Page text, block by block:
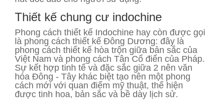
Thiết kế chung cư indochine
Phong cách thiết kế Indochine hay còn được gọi
là phong cách thiết kế Đông Dương: đây là
phong cách thiết kế hòa trộn giữa bản sắc của
Việt Nam và phong cách Tân Cổ điển của Pháp.
Sự kết hợp tinh tế và đặc sắc giữa 2 nên văn
hóa Đông - Tây khác biệt tạo nên một phong
cách mới với quan điểm mỹ thuật, thể hiện
được tinh hoa, bản sắc và bề dày lịch sử.